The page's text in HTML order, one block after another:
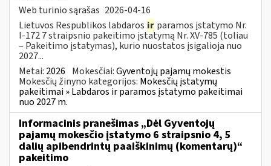
Web turinio sąrašas 2026-04-16
Lietuvos Respublikos labdaros ir paramos įstatymo Nr.
I-172 7 straipsnio pakeitimo įstatymą Nr. XV-785 (toliau
– Pakeitimo įstatymas), kurio nuostatos įsigalioja nuo
2027...
Metai: 2026 Mokesčiai:Gyventojų pajamų mokestis
Mokesčių žinyno kategorijos: Mokesčių įstatymų
pakeitimai » Labdaros ir paramos įstatymo pakeitimai
nuo 2027 m.
Informacinis pranešimas „Dėl Gyventojų
pajamų mokesčio įstatymo 6 straipsnio 4, 5
dalių apibendrintų paaiškinimų (komentarų)“
pakeitimo